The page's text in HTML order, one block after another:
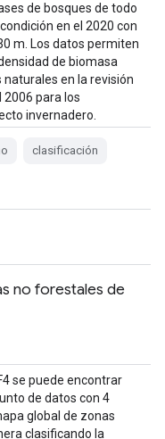
de bosques de todo
en el 2020 con
m. Los datos permiten
de biomasa
naturales en la revisión
2006 para los
invernadero.
clasificación
no forestales de
se puede encontrar
de datos con 4
global de zonas
clasificando la